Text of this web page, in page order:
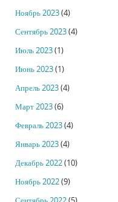
Ноябрь 2023(4)
Сентябрь 2023(4)
Июль 2023(1)
Июнь 2023(1)
Апрель 2023(4)
Март 2023(6)
Февраль 2023(4)
Январь 2023(4)
Декабрь 2022(10)
Ноябрь 2022(9)